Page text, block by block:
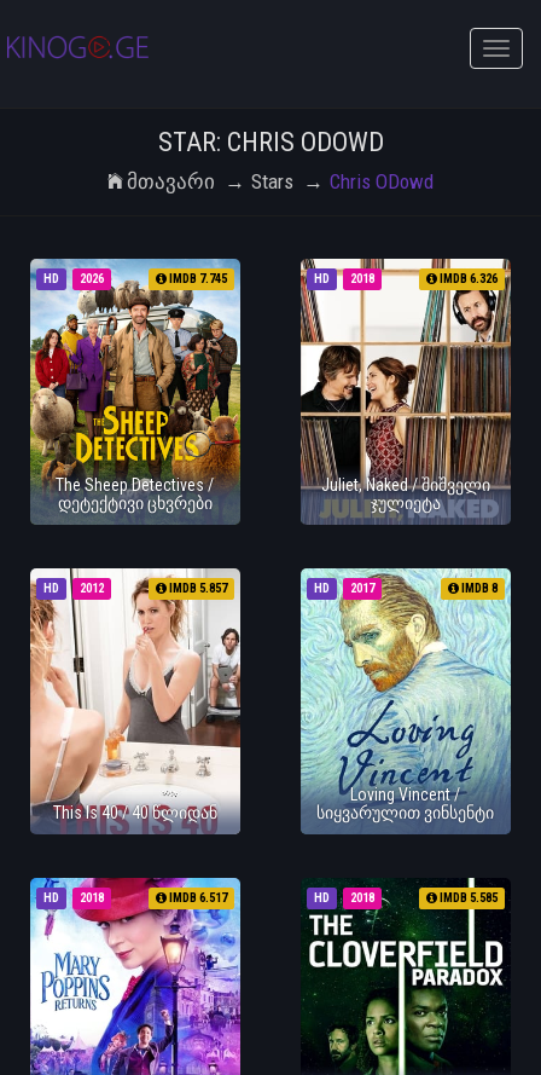
Toggle
STAR: CHRIS ODOWD
Მთავარი Stars Chris ODowd
HD 2026 IMDB 7.745
The Sheep Detectives /
დეტექტივი ცხვრები
HD 2018 IMDB 6.326
Juliet, Naked / შიშველი
ჯულიეტა
HD 2012 IMDB 5.857
This Is 40 / 40 წლიდან
HD 2017 IMDB 8
Loving Vincent /
სიყვარულით ვინსენტი
HD 2018 IMDB 6.517 HD 2018 IMDB 5.585